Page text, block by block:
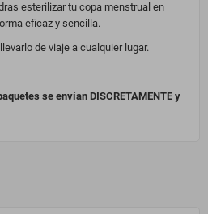
esterilizar tu copa menstrual en
eficaz y sencilla.
de viaje a cualquier lugar.
se envían DISCRETAMENTE y